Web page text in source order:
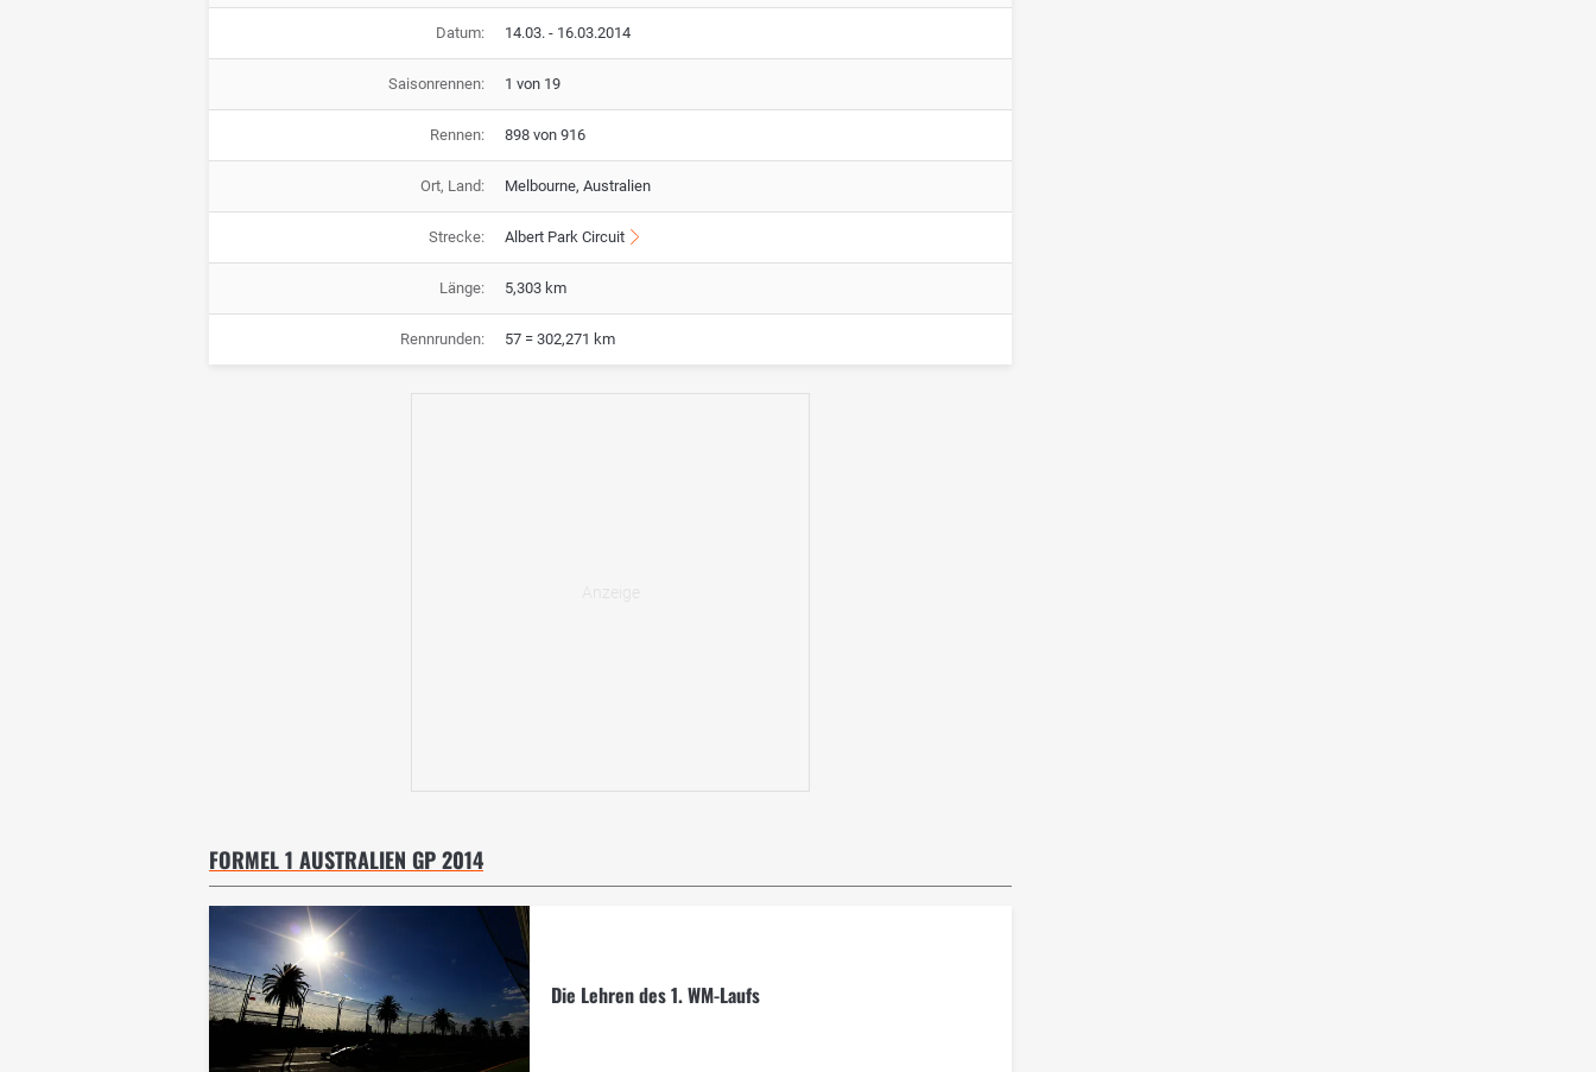
Datum: 14.03. - 16.03.2014
Saisonrennen: 1 von 19
Rennen: 898 von 916
Ort, Land: Melbourne, Australien
Strecke: Albert Park Circuit
Länge: 5,303 km
Rennrunden: 57 = 302,271 km
FORMEL 1 AUSTRALIEN GP 2014
Die Lehren des 1. WM-Laufs